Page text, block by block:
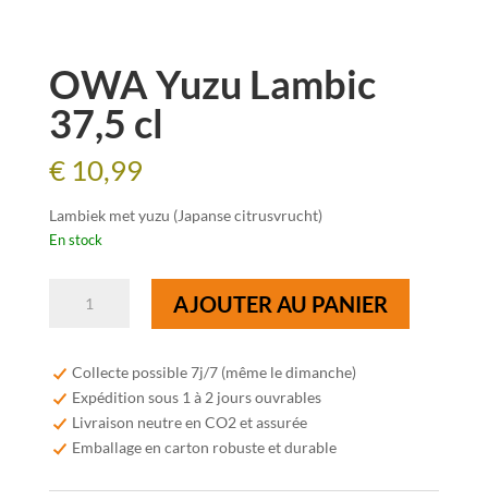
OWA Yuzu Lambic
37,5 cl
€10,99
Lambiek met yuzu (Japanse citrusvrucht)
En stock
Yuzu
Lambic
37,5
AJOUTER AU PANIER
Collecte possible 7j/7 (même le dimanche)
Expédition sous 1 à 2 jours ouvrables
Livraison neutre en CO2 et assurée
Emballage en carton robuste et durable